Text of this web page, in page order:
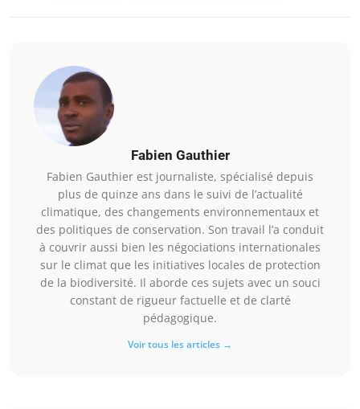
Fabien Gauthier
Fabien Gauthier est journaliste, spécialisé depuis
plus de quinze ans dans le suivi de l’actualité
climatique, des changements environnementaux et
des politiques de conservation. Son travail l’a conduit
à couvrir aussi bien les négociations internationales
sur le climat que les initiatives locales de protection
de la biodiversité. Il aborde ces sujets avec un souci
constant de rigueur factuelle et de clarté
pédagogique.
Voir tous les articles →